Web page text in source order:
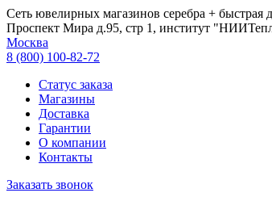
Сеть ювелирных магазинов серебра + быстрая
Проспект Мира д.95, стр 1, институт
Москва
8 (800) 100-82-72
Статус заказа
Магазины
Доставка
Гарантии
О компании
Контакты
Заказать звонок